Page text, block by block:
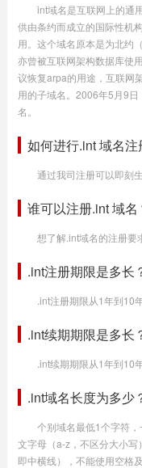
int域名是互联网上的通
供由条约而成立的国际性机
用。这个域名原本是为北约
亦曾被互联网架构数据库使
议恢复arpa的用途，互联网
用的子域名。2006年5月9
名。
如何进行.int 域名注
通过我司注册可以即刻生
谁可以注册.int 域
想了解.int域名的注册要
.int注册期限是多长
.int注册期限从1年到10年
.int续期期限是多长
.int续期期限从1年到10
.int域名长度为多少
个别域名最低1个字符
文字母（a-z，不区分大小写
即中横线），不能使用空格